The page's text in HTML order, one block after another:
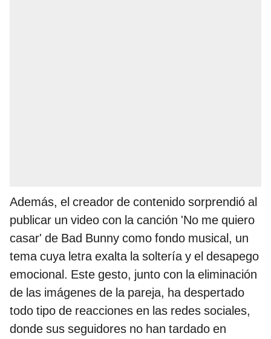
Además, el creador de contenido sorprendió al
publicar un video con la canción 'No me quiero
casar' de Bad Bunny como fondo musical, un
tema cuya letra exalta la soltería y el desapego
emocional. Este gesto, junto con la eliminación
de las imágenes de la pareja, ha despertado
todo tipo de reacciones en las redes sociales,
donde sus seguidores no han tardado en